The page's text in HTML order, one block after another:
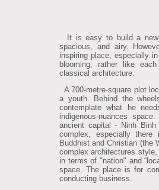
It is easy to build a new
spacious, and airy.
inspiring place, especially
blooming, rather like
classical architecture.
A 700-metre-square plot
a youth. Behind the
contemplate what he
indigenous-nuances
ancient capital - Ninh
complex, especially
Buddhist and Christian (the
complex architectures
in terms of "nation" and
space. The place is for
conducting business.